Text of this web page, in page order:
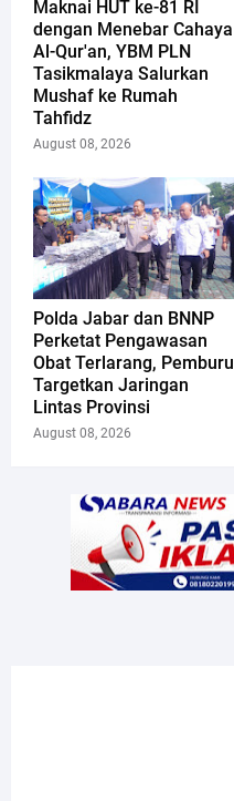
Maknai HUT ke-81 RI
dengan Menebar Cahaya
Al-Qur'an, YBM PLN
Tasikmalaya Salurkan
Mushaf ke Rumah
Tahfidz
August 08, 2026
Polda Jabar dan BNNP
Perketat Pengawasan
Obat Terlarang, Pemburu
Targetkan Jaringan
Lintas Provinsi
August 08, 2026